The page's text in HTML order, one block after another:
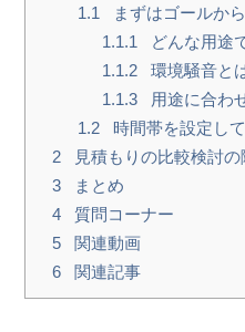
1.1
まずはゴールか
1.1.1
どんな用途
1.1.2
環境騒音と
1.1.3
用途に合わ
1.2
時間帯を設定し
2
見積もりの比較検討の
3
まとめ
4
質問コーナー
5
関連動画
6
関連記事